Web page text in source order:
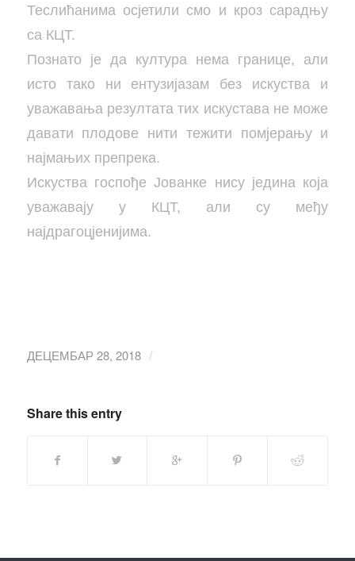
Теслићанима осјетили смо и кроз сарадњу
са КЦТ.
Познато је да култура нема границе, али
исто тако ни ентузијазам без искуства и
уважавања резултата тих искустава не може
давати плодове нити тежити помјерању и
најмањих препрека.
Искуства госпође Јованке нису једина која
уважавају у КЦТ, али су међу
најдрагоцјенијима.
ДЕЦЕМБАР 28, 2018 /
Share this entry